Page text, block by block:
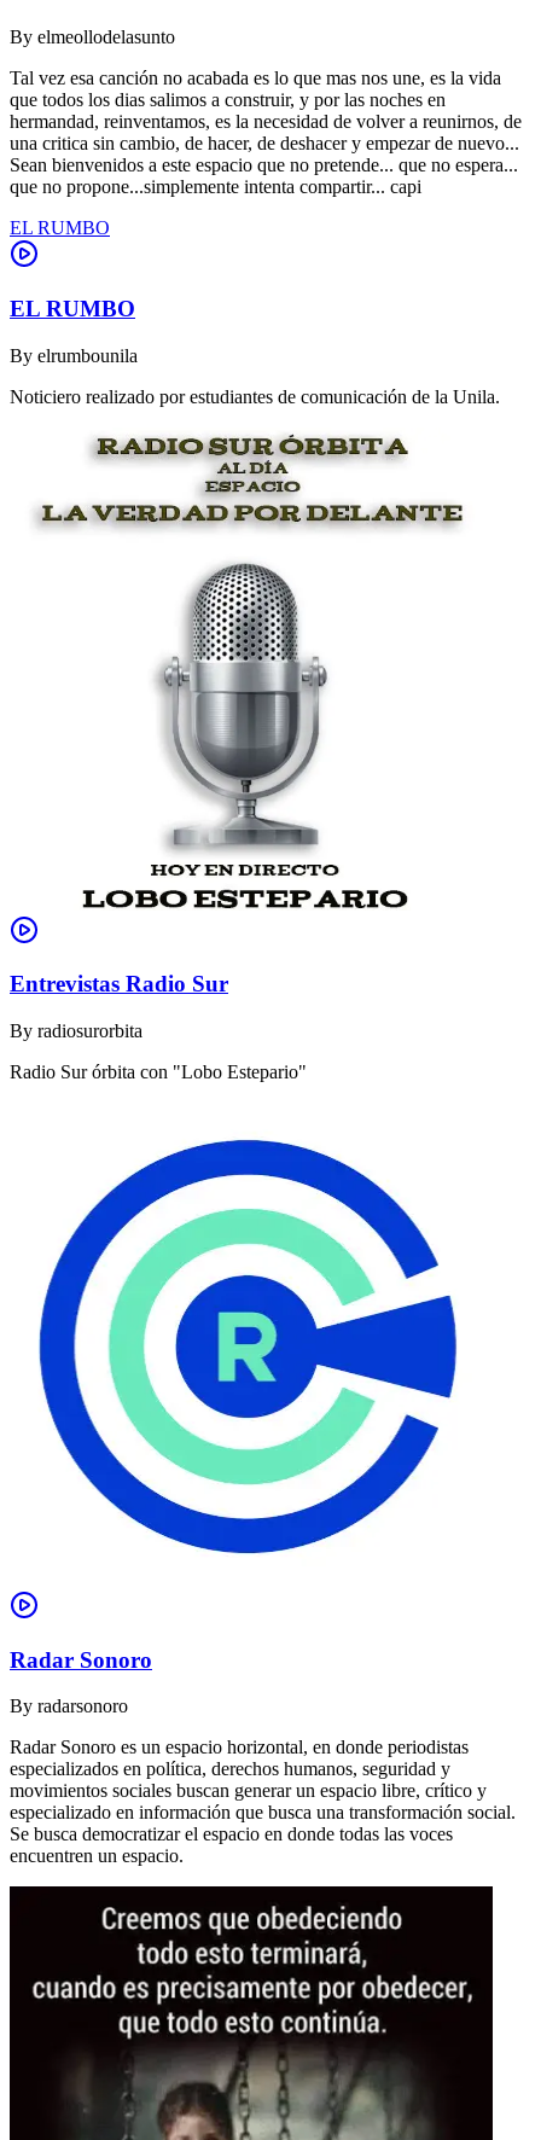
By elmeollodelasunto
Tal vez esa canción no acabada es lo que mas nos une, es la vida
que todos los dias salimos a construir, y por las noches en
hermandad, reinventamos, es la necesidad de volver a reunirnos, de
una critica sin cambio, de hacer, de deshacer y empezar de nuevo...
Sean bienvenidos a este espacio que no pretende... que no espera...
que no propone...simplemente intenta compartir... capi
EL RUMBO
EL RUMBO
By elrumbounila
Noticiero realizado por estudiantes de comunicación de la Unila.
Entrevistas Radio Sur
By radiosurorbita
Radio Sur órbita con "Lobo Estepario"
Radar Sonoro
By radarsonoro
Radar Sonoro es un espacio horizontal, en donde periodistas
especializados en política, derechos humanos, seguridad y
movimientos sociales buscan generar un espacio libre, crítico y
especializado en información que busca una transformación social.
Se busca democratizar el espacio en donde todas las voces
encuentren un espacio.